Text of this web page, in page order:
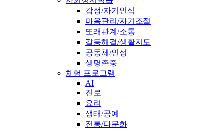
감정/자기인식
마음관리/자기조절
또래관계/소통
갈등해결/생활지도
공동체/인성
생명존중
체험 프로그램
AI
진로
요리
생태/공예
전통/다문화